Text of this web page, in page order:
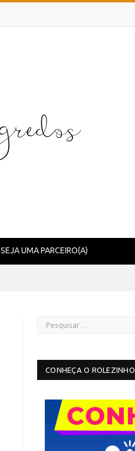
SEJA UMA PARCEIRO(A)
CONHEÇA O ROLEZINHO